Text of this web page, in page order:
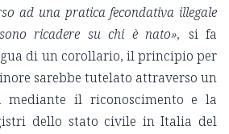
ad una pratica fecondativa illegale
ricadere su chi è nato», si fa
di un corollario, il principio per
sarebbe tutelato attraverso un
mediante il riconoscimento e la
dello stato civile in Italia del